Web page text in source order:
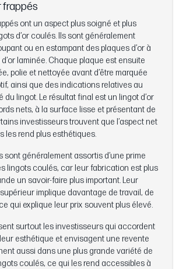
frappés
ont un aspect plus soigné et plus
d’or coulés. Ils sont généralement
ou en estampant des plaques d’or à
laminée. Chaque plaque est ensuite
polie et nettoyée avant d’être marquée
ainsi que des indications relatives au
du lingot. Le résultat final est un lingot d’or
nets, à la surface lisse et présentant de
investisseurs trouvent que l’aspect net
les rend plus esthétiques.
sont généralement assortis d’une prime
lingots coulés, car leur fabrication est plus
un savoir-faire plus important. Leur
implique davantage de travail, de
qui explique leur prix souvent plus élevé.
surtout les investisseurs qui accordent
esthétique et envisagent une revente
aussi dans une plus grande variété de
coulés, ce qui les rend accessibles à